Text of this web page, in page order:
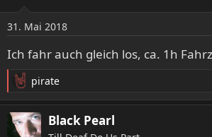
n
n
:
31. Mai 2018
Ich fahr auch gleich los, ca. 1h
R
e
a
k
pirate
Black Pearl